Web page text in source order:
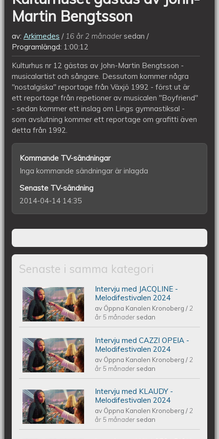
Martin Bengtsson
av: Arkimedes 16 år 2 månadersedan
Programlängd: 1:00:12
Kulturhus nr 12 gästas av John-Martin Bengtsson -
musicalartist och sångare. Dessutom kommer några
"nostalgiska" reportage från Växjö 1992 - först ut är
ett reportage från repetioner av musicalen "Boyfriend"
- sedan kommer ett inslag om Lings gymnastiksal -
som avslutning kommer ett reportage om grafitti även
detta från 1992.
Kommande TV-sändningar
Inga kommande sändningar är inlagda
Senaste TV-sändning
2014-04-14 14:35
Senaste i samma kategori
Intervju med JACQLINE -
Melodifestivalen 2024
Intervju med JACQLINE -
Melodifestivalen 2024
av Öppna Kanalen Kronoberg/ 2
år 5 månader sedan
Intervju med CAZZI OPEIA -
Melodifestivalen 2024
Intervju med CAZZI OPEIA -
Melodifestivalen 2024
av Öppna Kanalen Kronoberg/ 2
år 5 månader sedan
Intervju med KLAUDY -
Melodifestivalen 2024
Intervju med KLAUDY -
Melodifestivalen 2024
av Öppna Kanalen Kronoberg/ 2
år 5 månader sedan